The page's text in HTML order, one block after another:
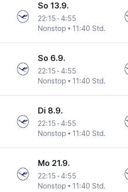
So 13.9.
22:15 - 4:55
Nonstop
11:40 Std.
So 6.9.
22:15 - 4:55
Nonstop
11:40 Std.
Di 8.9.
22:15 - 4:55
Nonstop
11:40 Std.
Mo 21.9.
22:15 - 4:55
Nonstop
11:40 Std.